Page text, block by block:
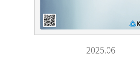
2025.06